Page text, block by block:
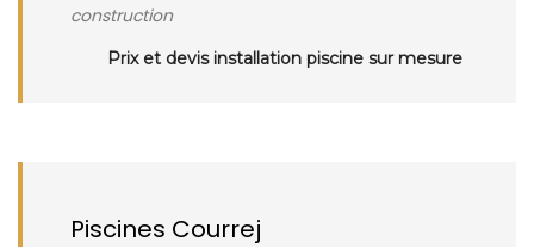
construction
Prix et devis installation piscine sur mesure
Piscines Courrej